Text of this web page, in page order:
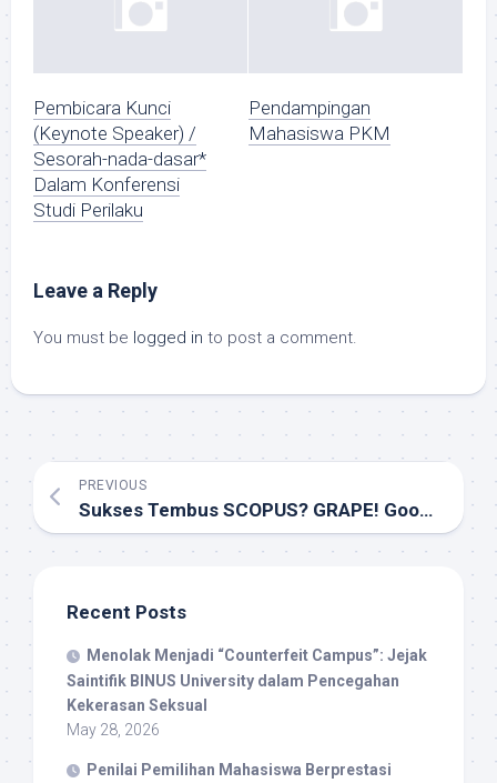
Pembicara Kunci
(Keynote Speaker) /
Sesorah-nada-dasar*
Dalam Konferensi
Studi Perilaku
Pendampingan
Mahasiswa PKM
Leave a Reply
You must be logged in to post a comment.
PREVIOUS
Sukses Tembus SCOPUS? GRAPE! Good Research and Publication Practices
Recent Posts
Menolak Menjadi “Counterfeit Campus”: Jejak
Saintifik BINUS University dalam Pencegahan
Kekerasan Seksual
May 28, 2026
Penilai Pemilihan Mahasiswa Berprestasi